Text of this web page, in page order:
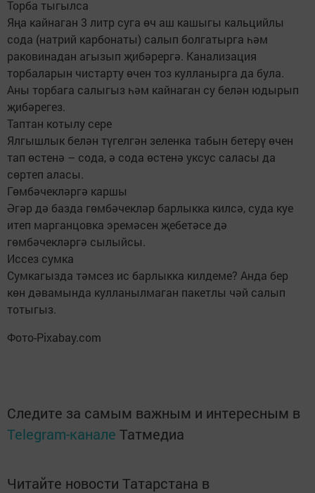
Торба тыгылса
Яңа кайнаган 3 литр суга өч аш кашыгы кальцийлы
сода (натрий карбонаты) салып болгатырга һәм
раковинадан агызып җибәрергә. Канализация
торбаларын чистарту өчен тоз кулланырга да була.
Аны торбага салыгыз һәм кайнаган су белән юдырып
җибәрегез.
Таптан котылу сере
Ялгышлык белән түгелгән зеленка табын бетерү өчен
тап өстенә – сода, ә сода өстенә уксус саласы да
сөртеп аласы.
Гөмбәчекләргә каршы
Әгәр дә базда гөмбәчекләр барлыкка килсә, суда куе
итеп марганцовка эремәсен җебетәсе дә
гөмбәчекләргә сылыйсы.
Иссез сумка
Сумкагызда тәмсез ис барлыкка килдеме? Анда бер
көн дәвамында кулланылмаган пакетлы чәй салып
тотыгыз.
Фото-Pixabay.com
Следите за самым важным и интересным в
Telegram-канале Татмедиа
Читайте новости Татарстана в